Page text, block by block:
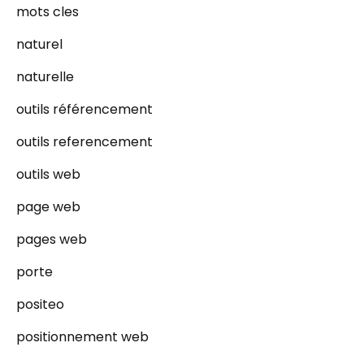
mots cles
naturel
naturelle
outils référencement
outils referencement
outils web
page web
pages web
porte
positeo
positionnement web